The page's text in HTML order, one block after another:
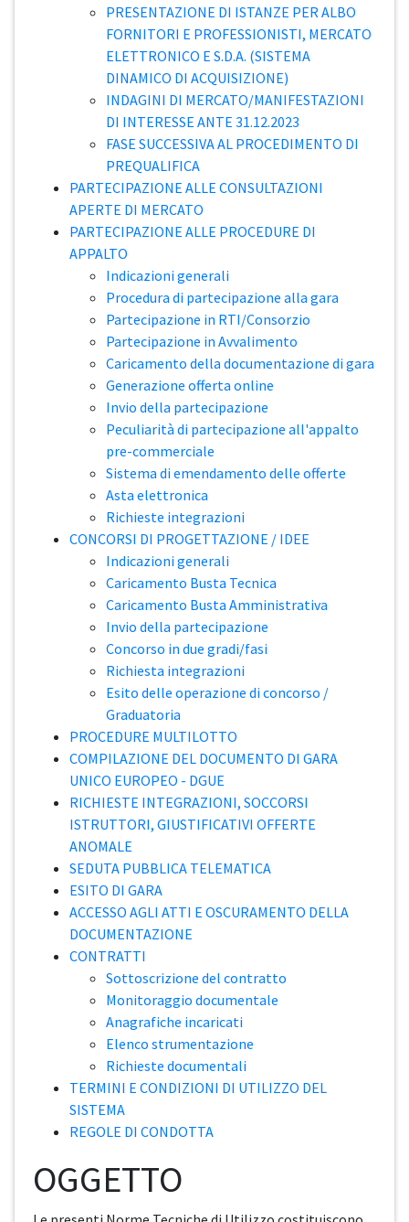
PRESENTAZIONE DI ISTANZE PER ALBO
FORNITORI E PROFESSIONISTI, MERCATO
ELETTRONICO E S.D.A. (SISTEMA
DINAMICO DI ACQUISIZIONE)
INDAGINI DI MERCATO/MANIFESTAZIONI
DI INTERESSE ANTE 31.12.2023
FASE SUCCESSIVA AL PROCEDIMENTO DI
PREQUALIFICA
PARTECIPAZIONE ALLE CONSULTAZIONI
APERTE DI MERCATO
PARTECIPAZIONE ALLE PROCEDURE DI
APPALTO
Indicazioni generali
Procedura di partecipazione alla gara
Partecipazione in RTI/Consorzio
Partecipazione in Avvalimento
Caricamento della documentazione di gara
Generazione offerta online
Invio della partecipazione
Peculiarità di partecipazione all'appalto
pre-commerciale
Sistema di emendamento delle offerte
Asta elettronica
Richieste integrazioni
CONCORSI DI PROGETTAZIONE / IDEE
Indicazioni generali
Caricamento Busta Tecnica
Caricamento Busta Amministrativa
Invio della partecipazione
Concorso in due gradi/fasi
Richiesta integrazioni
Esito delle operazione di concorso /
Graduatoria
PROCEDURE MULTILOTTO
COMPILAZIONE DEL DOCUMENTO DI GARA
UNICO EUROPEO - DGUE
RICHIESTE INTEGRAZIONI, SOCCORSI
ISTRUTTORI, GIUSTIFICATIVI OFFERTE
ANOMALE
SEDUTA PUBBLICA TELEMATICA
ESITO DI GARA
ACCESSO AGLI ATTI E OSCURAMENTO DELLA
DOCUMENTAZIONE
CONTRATTI
Sottoscrizione del contratto
Monitoraggio documentale
Anagrafiche incaricati
Elenco strumentazione
Richieste documentali
TERMINI E CONDIZIONI DI UTILIZZO DEL
SISTEMA
REGOLE DI CONDOTTA
OGGETTO